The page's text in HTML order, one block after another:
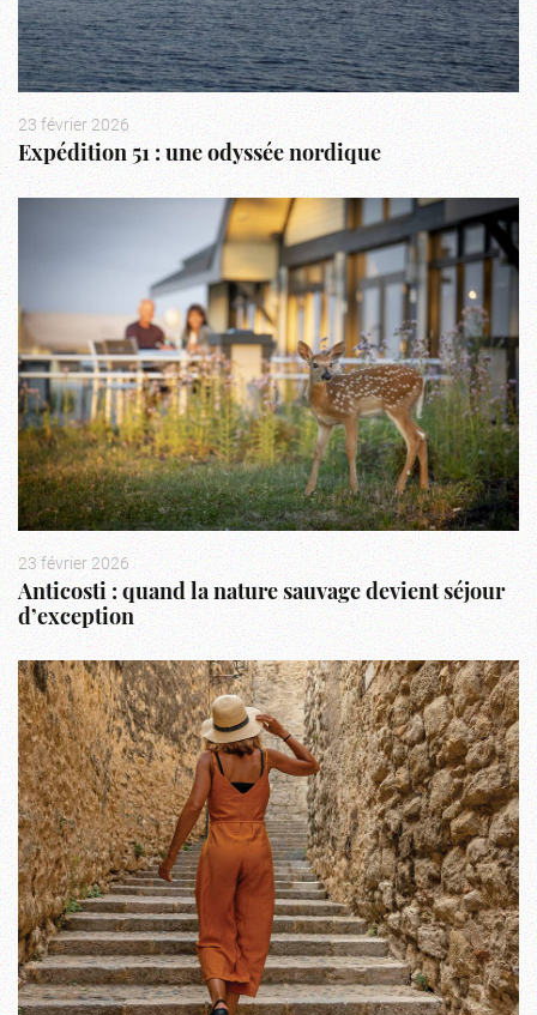
23 février 2026
Expédition 51 : une odyssée nordique
23 février 2026
Anticosti : quand la nature sauvage devient séjour
d’exception